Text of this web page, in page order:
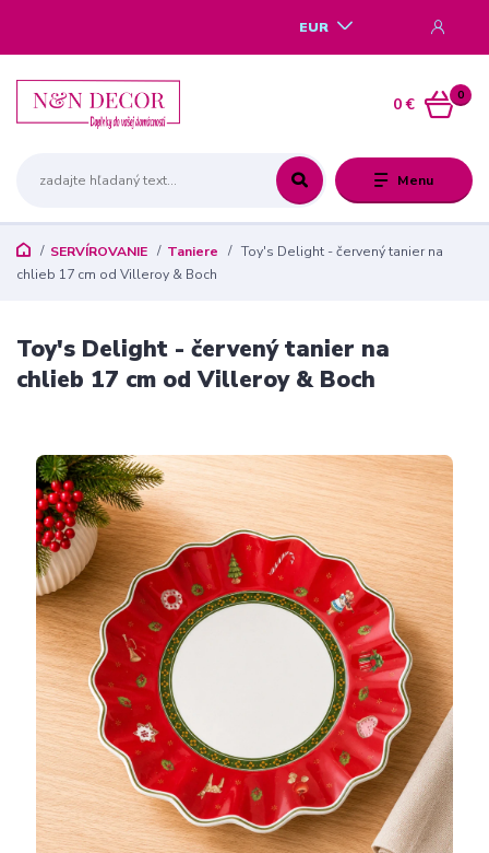
Menu
EUR
0
0 €
SERVÍROVANIE Taniere
Toy's Delight - červený tanier na
chlieb 17 cm od Villeroy & Boch
Toy's Delight - červený tanier na
chlieb 17 cm od Villeroy & Boch